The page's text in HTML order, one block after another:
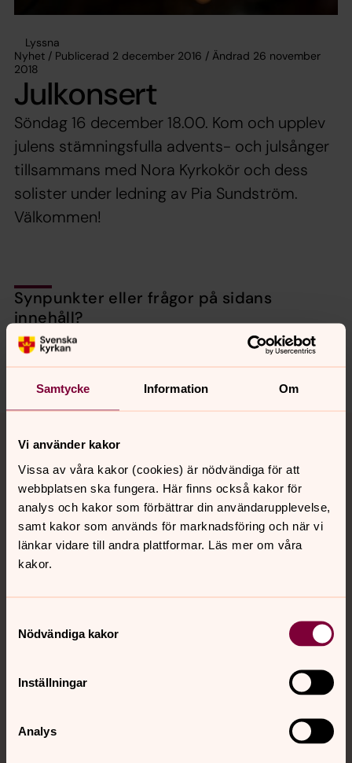
Samtycke Information Om
Vi använder kakor
Vissa av våra kakor (cookies) är nödvändiga för att
webbplatsen ska fungera. Här finns också kakor för
analys och kakor som förbättrar din användarupplevelse,
samt kakor som används för marknadsföring och när vi
länkar vidare till andra plattformar. Läs mer om våra
kakor.
Nödvändiga kakor
Inställningar
Analys
Lyssna
Nyhet / Publicerad 2 december 2016 / Ändrad 26 november
2018
Julkonsert
Söndag 16 december 18.00. Kom och upplev
julens stämningsfulla advents- och julsånger
tillsammans med Nora Kyrkokör och dess
solister under ledning av Pia Sundström.
Välkommen!
Synpunkter eller frågor på sidans
innehåll?
nora.tarnsjo.forsamling@svenskakyrkan.se
Dela
Kontakt
Kalender
Sociala kanaler